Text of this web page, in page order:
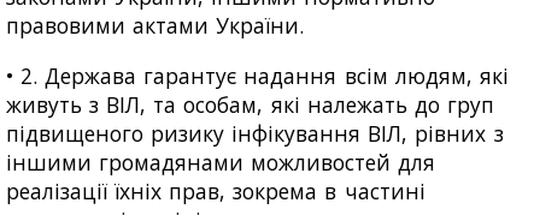
правовими актами України.
• 2. Держава гарантує надання всім людям, які
живуть з ВІЛ, та особам, які належать до груп
підвищеного ризику інфікування ВІЛ, рівних з
іншими громадянами можливостей для
реалізації їхніх прав, зокрема в частині